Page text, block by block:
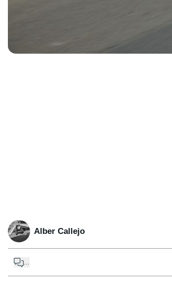
Alber Callejo
...